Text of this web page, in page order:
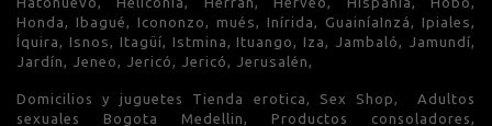
Honda, Ibagué, Icononzo, mués, Inírida, GuainíaInzá, Ipiales,
Íquira, Isnos, Itagüí, Istmina, Ituango, Iza, Jambaló, Jamundí,
Jardín, Jeneo, Jericó, Jericó, Jerusalén,
Domicilios y juguetes Tienda erotica, Sex Shop, Adultos
sexuales Bogota Medellin, Productos consoladores,